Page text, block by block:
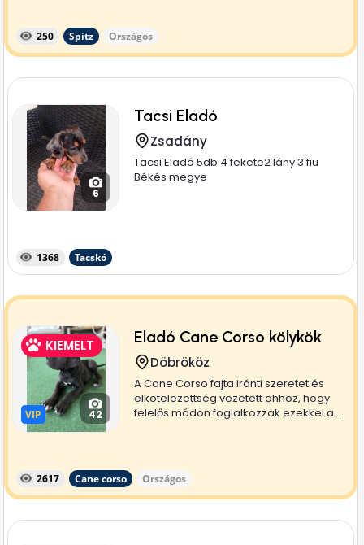
250 Spitz Országos
6
Tacsi Eladó
Zsadány
Tacsi Eladó 5db 4 fekete2 lány 3 fiu
Békés megye
1368 Tacskó
KIEMELT
VIP
VIP 42
Eladó Cane Corso kölykök
Döbrököz
A Cane Corso fajta iránti szeretet és
elkötelezettség vezetett ahhoz, hogy
felelős módon foglalkozzak ezekkel a...
2617 Cane corso Országos